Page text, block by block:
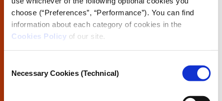
choose (“Preferences”, “Performance”). You can find
information about each category of cookies in the
Cookies Policy of our site.
Selection
Necessary Cookies (Technical)
προηγμένων εργαλείων, όπως ταAleph,
Datashare,Ninaκ.λπ.